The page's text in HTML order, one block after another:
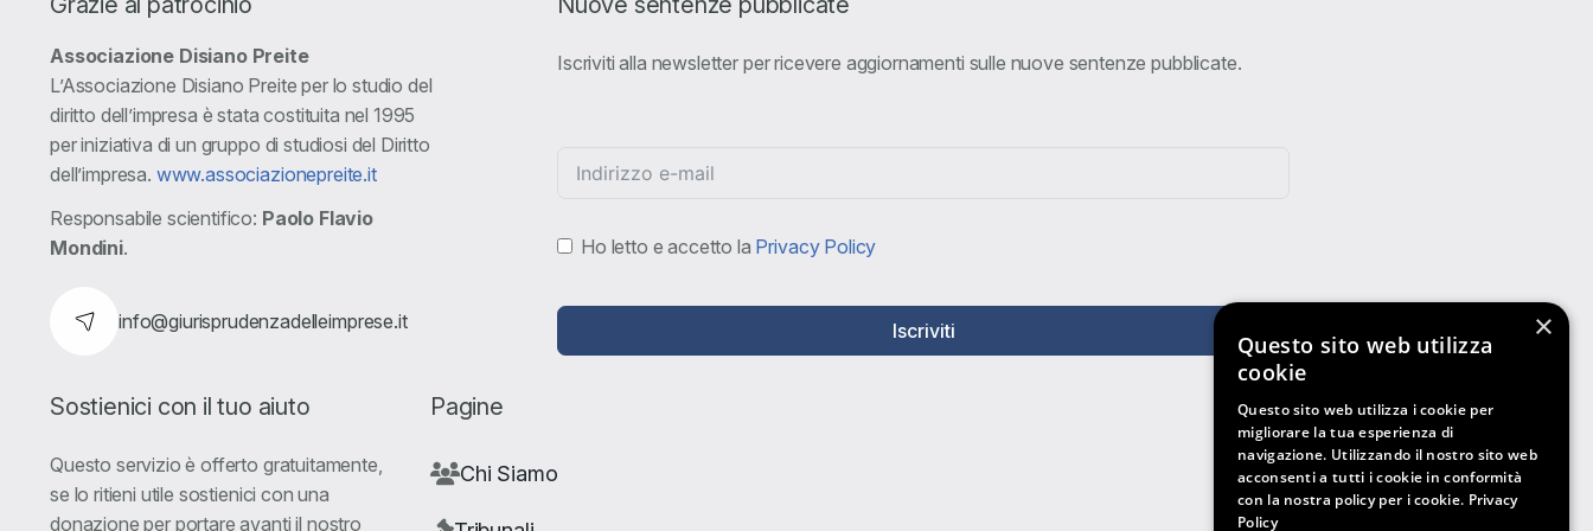
Associazione Disiano Preite
L’Associazione Disiano Preite per lo studio del
diritto dell’impresa è stata costituita nel 1995
per iniziativa di un gruppo di studiosi del Diritto
dell’impresa. www.associazionepreite.it
Responsabile scientifico: Paolo Flavio
Mondini.
info@giurisprudenzadelleimprese.it
Iscriviti alla newsletter per ricevere aggiornamenti sulle nuove sentenze pubblicate.
Ho letto e accetto la Privacy Policy
Iscriviti
Sostienici con il tuo aiuto
Questo servizio è offerto gratuitamente,
se lo ritieni utile sostienici con una
donazione per portare avanti il nostro
Pagine
Chi Siamo
×
Questo sito web utilizza
cookie
Questo sito web utilizza i cookie per
migliorare la tua esperienza di
navigazione. Utilizzando il nostro sito web
acconsenti a tutti i cookie in conformità
con la nostra policy per i cookie. Privacy
Policy